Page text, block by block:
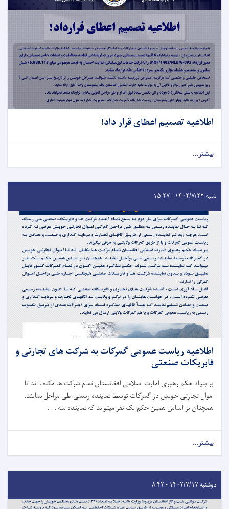
اطلاعیه تصمیم اعطای قرار داد!
بیشتر...
شنبه ۱۴۰۲/۷/۲۲ - ۱۵:۲۷
اطلاعیه ریاست عمومی گمرکات به شرکت های تجارتی و
فابریکات صنعتی
بر بنیاد حکم رهبری امارت اسلامی افغانستان تمام شرکت ها مکلف اند تا
اموال تجارتی خویش در گمرکات توسط نماینده رسمی طی مراحل نمایند.
همچنان بر اساس همین حکم یک نفر میتواند که نماینده سه . . .
بیشتر...
دوشنبه ۱۴۰۲/۷/۱۷ - ۸:۴۲